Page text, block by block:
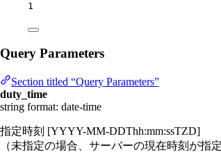
1
Query Parameters
Section titled “Query Parameters”
duty_time
string format: date-time
指定時刻 [YYYY-MM-DDThh:mm:ssTZD]
（未指定の場合、サーバーの現在時刻が指